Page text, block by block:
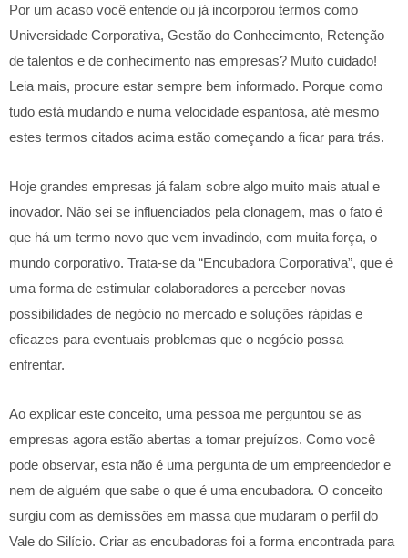
Por um acaso você entende ou já incorporou termos como
Universidade Corporativa, Gestão do Conhecimento, Retenção
de talentos e de conhecimento nas empresas? Muito cuidado!
Leia mais, procure estar sempre bem informado. Porque como
tudo está mudando e numa velocidade espantosa, até mesmo
estes termos citados acima estão começando a ficar para trás.
Hoje grandes empresas já falam sobre algo muito mais atual e
inovador. Não sei se influenciados pela clonagem, mas o fato é
que há um termo novo que vem invadindo, com muita força, o
mundo corporativo. Trata-se da “Encubadora Corporativa”, que é
uma forma de estimular colaboradores a perceber novas
possibilidades de negócio no mercado e soluções rápidas e
eficazes para eventuais problemas que o negócio possa
enfrentar.
Ao explicar este conceito, uma pessoa me perguntou se as
empresas agora estão abertas a tomar prejuízos. Como você
pode observar, esta não é uma pergunta de um empreendedor e
nem de alguém que sabe o que é uma encubadora. O conceito
surgiu com as demissões em massa que mudaram o perfil do
Vale do Silício. Criar as encubadoras foi a forma encontrada para